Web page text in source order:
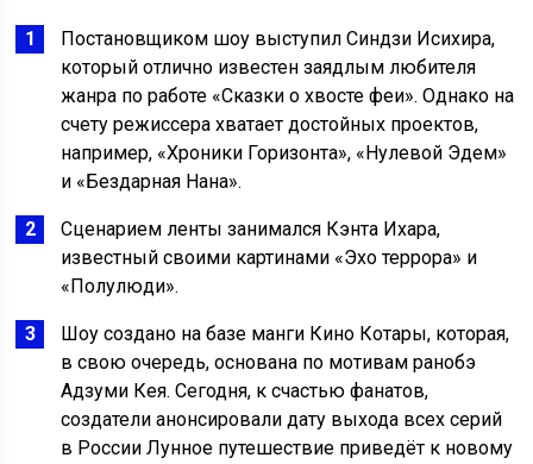
Постановщиком шоу выступил Синдзи Исихира,
который отлично известен заядлым любителя
жанра по работе «Сказки о хвосте феи». Однако на
счету режиссера хватает достойных проектов,
например, «Хроники Горизонта», «Нулевой Эдем»
и «Бездарная Нана».
Сценарием ленты занимался Кэнта Ихара,
известный своими картинами «Эхо террора» и
«Полулюди».
Шоу создано на базе манги Кино Котары, которая,
в свою очередь, основана по мотивам ранобэ
Адзуми Кея. Сегодня, к счастью фанатов,
создатели анонсировали дату выхода всех серий
в России Лунное путешествие приведёт к новому